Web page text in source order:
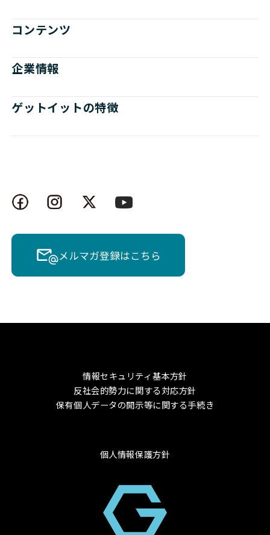
コンテンツ
企業情報
ゲットイットの特徴
メルマガ登録はこちら
情報セキュリティ基本方針
反社会的勢力に関する対応方針
保有個人データの開示等に関する手続き
個人情報保護方針